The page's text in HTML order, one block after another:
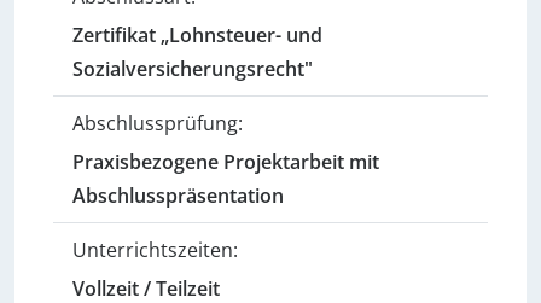
Zertifikat „Lohnsteuer- und
Sozialversicherungsrecht"
Abschlussprüfung:
Praxisbezogene Projektarbeit mit
Abschlusspräsentation
Unterrichtszeiten:
Vollzeit / Teilzeit